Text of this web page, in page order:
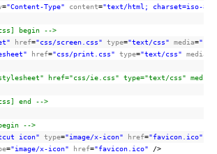
="Content-Type" content="text/html; charset=iso-
begin -->
href="css/screen.css" type="text/css" media=
href="css/print.css" type="text/css" media
href="css/ie.css" type="text/css"
end -->
-->
icon" type="image/x-icon" href="favicon.ico"
="image/x-icon" href="favicon.ico"
/>